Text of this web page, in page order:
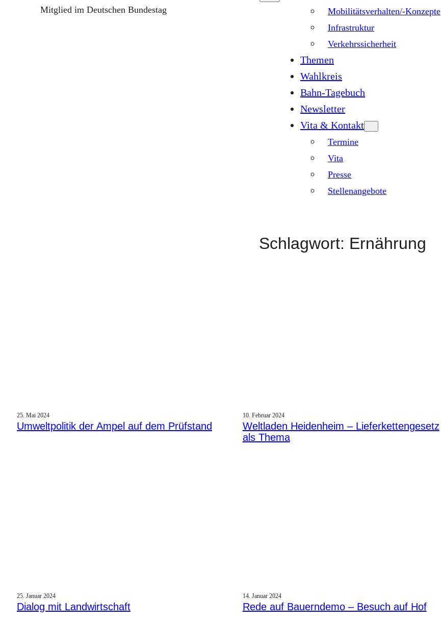
Mitglied im Deutschen Bundestag
Mobilitätsverhalten/-Konzepte
Infrastruktur
Verkehrssicherheit
Themen
Wahlkreis
Bahn-Tagebuch
Newsletter
Vita & Kontakt
Termine
Vita
Presse
Stellenangebote
Schlagwort: Ernährung
25. Mai 2024
Umweltpolitik der Ampel auf dem Prüfstand
10. Februar 2024
Weltladen Heidenheim – Lieferkettengesetz
als Thema
25. Januar 2024
Dialog mit Landwirtschaft
14. Januar 2024
Rede auf Bauerndemo – Besuch auf Hof